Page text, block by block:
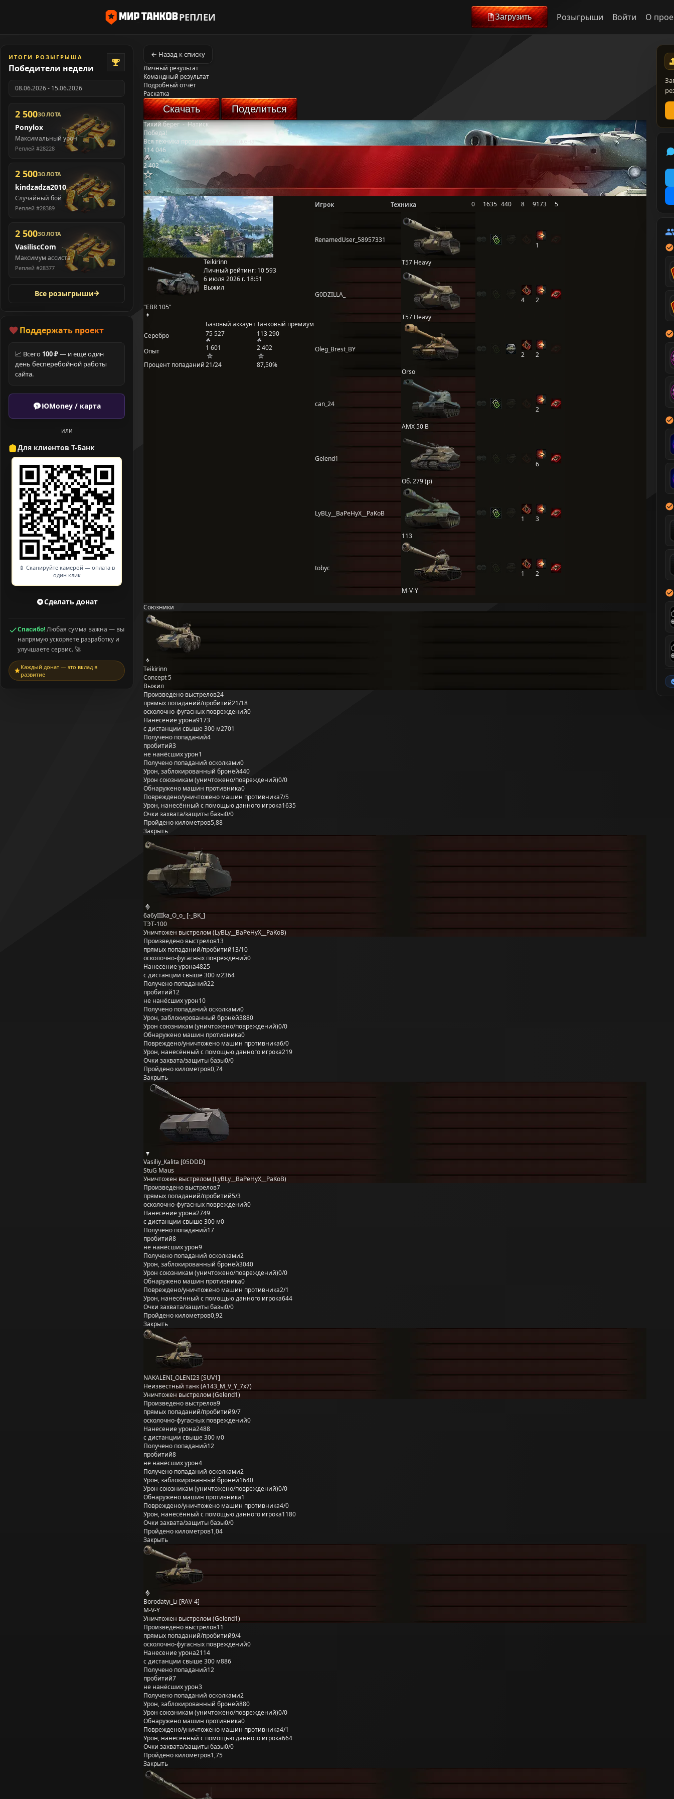
РЕПЛЕИ Загрузить Розыгрыши Войти О
ИТОГИ РОЗЫГРЫША
Победители недели
08.06.2026 - 15.06.2026
2 500ЗОЛОТА
Ponylox
Максимальный урон
Реплей #28228
2 500ЗОЛОТА
kindzadza2010
Случайный бой
Реплей #28389
2 500ЗОЛОТА
VasiliscCom
Максимум ассиста
Реплей #28377
Все розыгрыши
Поддержать проект
📈 Всего 100 ₽— и ещё один
день бесперебойной работы
сайта.
ЮMoney / карта
или
Для клиентов Т-Банк
📱 Сканируйте камерой — оплата в
один клик
Сделать донат
Спасибо!Любая сумма важна — вы
напрямую ускоряете разработку и
улучшаете сервис. 🚀
Каждый донат — это вклад в
развитие
← Назад к списку
Личный результат
Командный результат
Подробный отчёт
Раскатка
Скачать Поделиться
Тихий берег-Натиск
Победа!
Вся техника противника уничтожена
114 046
2 402
5
"EBR 105"
Teikirinn
Личный рейтинг: 10 593
6 июля 2026 г. 18:51
Выжил
Базовый аккаунтТанковый премиум
Серебро
75 527 113 290
Опыт 1 601
2 402
Процент попаданий21/24 87,50%
Игрок Техника 0 1635 440 8 9173 5
RenamedUser_58957331
T57 Heavy
1
G0DZILLA_
T57 Heavy
4 2
Oleg_Brest_BY
Orso
2 2
can_24
AMX 50 B
2
Gelend1
Об. 279 (р)
6
LyBLy__BaPeHyX__PaKoB
113
1 3
tobyc
M-V-Y
1 2
Союзники
Teikirinn
Concept 5
Выжил
Произведено выстрелов24
прямых попаданий/пробитий21/18
осколочно-фугасных повреждений0
Нанесение урона9173
с дистанции свыше 300 м2701
Получено попаданий4
пробитий3
не нанёсших урон1
Получено попаданий осколками0
Урон, заблокированный бронёй440
Урон союзникам (уничтожено/повреждений)0/0
Обнаружено машин противника0
Повреждено/уничтожено машин противника7/5
Урон, нанесённый с помощью данного игрока1635
Очки захвата/защиты базы0/0
Пройдено километров5,88
Закрыть
6a6yIIIka_O_o_ [-_BK_]
ТЭТ-100
Уничтожен выстрелом (LyBLy__BaPeHyX__PaKoB)
Произведено выстрелов13
прямых попаданий/пробитий13/10
осколочно-фугасных повреждений0
Нанесение урона4825
с дистанции свыше 300 м2364
Получено попаданий22
пробитий12
не нанёсших урон10
Получено попаданий осколками0
Урон, заблокированный бронёй3880
Урон союзникам (уничтожено/повреждений)0/0
Обнаружено машин противника0
Повреждено/уничтожено машин противника6/0
Урон, нанесённый с помощью данного игрока219
Очки захвата/защиты базы0/0
Пройдено километров0,74
Закрыть
Vasiliy_Kalita [05DDD]
StuG Maus
Уничтожен выстрелом (LyBLy__BaPeHyX__PaKoB)
Произведено выстрелов7
прямых попаданий/пробитий5/3
осколочно-фугасных повреждений0
Нанесение урона2749
с дистанции свыше 300 м0
Получено попаданий17
пробитий8
не нанёсших урон9
Получено попаданий осколками2
Урон, заблокированный бронёй3040
Урон союзникам (уничтожено/повреждений)0/0
Обнаружено машин противника0
Повреждено/уничтожено машин противника2/1
Урон, нанесённый с помощью данного игрока644
Очки захвата/защиты базы0/0
Пройдено километров0,92
Закрыть
NAKALENI_OLENI23 [SUV1]
Неизвестный танк (A143_M_V_Y_7x7)
Уничтожен выстрелом (Gelend1)
Произведено выстрелов9
прямых попаданий/пробитий9/7
осколочно-фугасных повреждений0
Нанесение урона2488
с дистанции свыше 300 м0
Получено попаданий12
пробитий8
не нанёсших урон4
Получено попаданий осколками2
Урон, заблокированный бронёй1640
Урон союзникам (уничтожено/повреждений)0/0
Обнаружено машин противника1
Повреждено/уничтожено машин противника4/0
Урон, нанесённый с помощью данного игрока1180
Очки захвата/защиты базы0/0
Пройдено километров1,04
Закрыть
Borodatyi_Li [RAV-4]
M-V-Y
Уничтожен выстрелом (Gelend1)
Произведено выстрелов11
прямых попаданий/пробитий9/4
осколочно-фугасных повреждений0
Нанесение урона2114
с дистанции свыше 300 м886
Получено попаданий12
пробитий7
не нанёсших урон3
Получено попаданий осколками2
Урон, заблокированный бронёй880
Урон союзникам (уничтожено/повреждений)0/0
Обнаружено машин противника0
Повреждено/уничтожено машин противника4/1
Урон, нанесённый с помощью данного игрока664
Очки захвата/защиты базы0/0
Пройдено километров1,75
Закрыть